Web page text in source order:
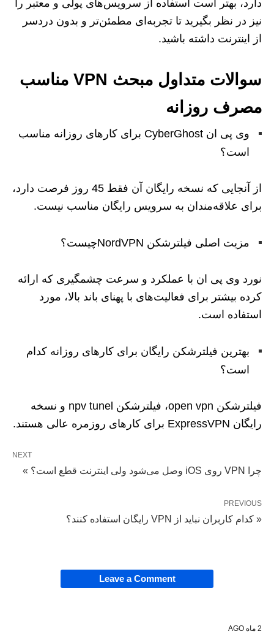
دارد، بهتر است استفاده از سرویس‌های پولی و معتبر را
نیز در نظر بگیرید تا تجربه‌ای مطمئن‌تر و بدون دردسر
از اینترنت داشته باشید.
سوالات متداول مبحث VPN مناسب
مصرف روزانه
وی پی ان CyberGhost برای کارهای روزانه مناسب
است؟
از آنجایی که نسخه رایگان آن فقط 45 روز فرصت دارد،
برای علاقه‌مندان به سرویس رایگان مناسب نیست.
مزیت اصلی فیلترشکن NordVPNچیست؟
نورد وی پی ان با عملکرد و سرعت چشمگیری که ارائه
کرده بیشتر برای فعالیت‌های با پهنای باند بالا، مورد
استفاده است.
بهترین فیلترشکن رایگان برای کارهای روزانه کدام
است؟
فیلترشکن open vpn، فیلترشکن npv tunel و نسخه
رایگان ExpressVPN برای کارهای روزمره عالی هستند.
NEXT
چرا VPN روی iOS وصل می‌شود ولی اینترنت قطع است؟ »
PREVIOUS
« کدام کاربران نباید از VPN رایگان استفاده کنند؟
Leave a Comment
2 ماه AGO